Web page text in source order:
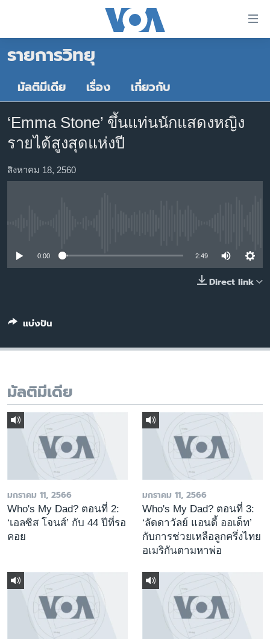
ต่อ
เนื้อหา
ข้าม
ไป
หลัก
ค้นหา
หน้าหลัก
โลก
เอเชีย
สหรัฐฯ
ไทย
ธุรกิจ
ตรวจสอบข่าว
เลือกภาษา
รายการวิทยุ
มัลติมีเดีย เรื่อง เกี่ยวกับ
‘Emma Stone’ ขึ้นแท่นนักแสดงหญิง
รายได้สูงสุดแห่งปี
สิงหาคม 18, 2560
0:00 2:49
Direct link
แบ่งปัน
มัลติมีเดีย
มกราคม 11, 2566
Who's My Dad? ตอนที่ 2:
‘เอลซิส โจนส์’ กับ 44 ปีที่รอ
คอย
มกราคม 11, 2566
Who's My Dad? ตอนที่ 3:
‘ลัดดาวัลย์ แอนดี้ ออเด็ท’
กับการช่วยเหลือลูกครึ่งไทย
อเมริกันตามหาพ่อ